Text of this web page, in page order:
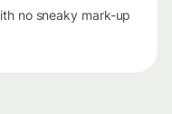
no sneaky mark-up